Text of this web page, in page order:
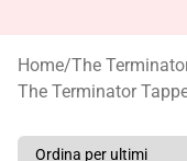
Home/The
The Terminator